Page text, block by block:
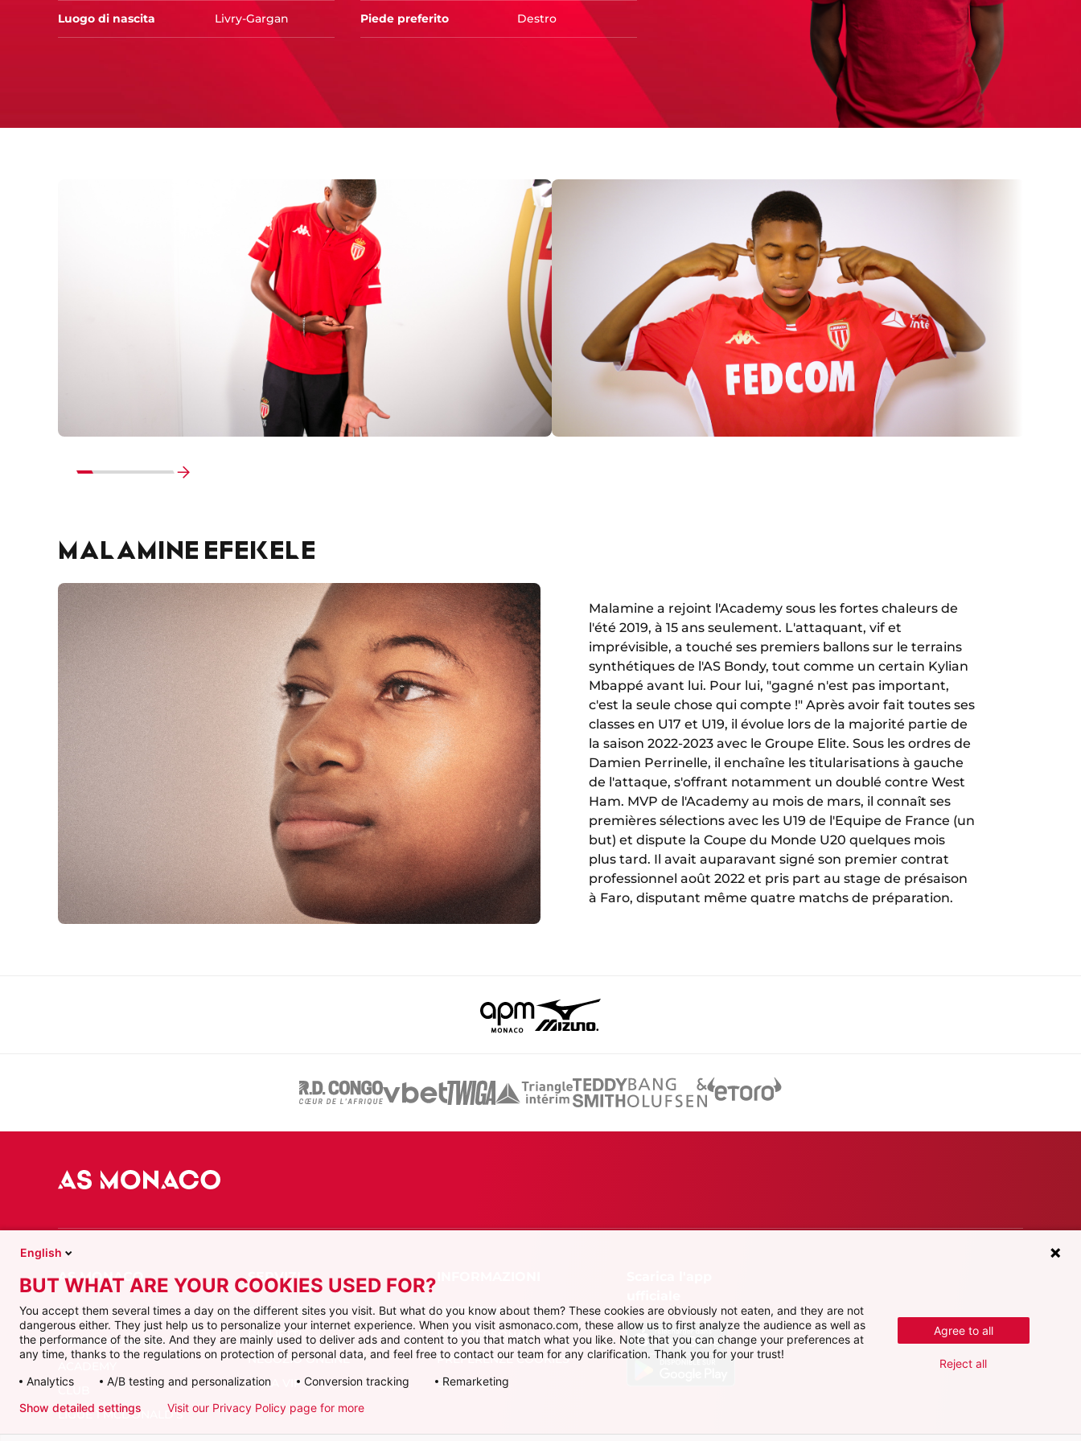
Luogo di nascita Livry-Gargan Piede preferito Destro
MALAMINE EFEKELE
Malamine a rejoint l'Academy sous les fortes chaleurs de
l'été 2019, à 15 ans seulement. L'attaquant, vif et
imprévisible, a touché ses premiers ballons sur le terrains
synthétiques de l'AS Bondy, tout comme un certain Kylian
Mbappé avant lui. Pour lui, "gagné n'est pas important,
c'est la seule chose qui compte !" Après avoir fait toutes ses
classes en U17 et U19, il évolue lors de la majorité partie de
la saison 2022-2023 avec le Groupe Elite. Sous les ordres de
Damien Perrinelle, il enchaîne les titularisations à gauche
de l'attaque, s'offrant notamment un doublé contre West
Ham. MVP de l'Academy au mois de mars, il connaît ses
premières sélections avec les U19 de l'Equipe de France (un
but) et dispute la Coupe du Monde U20 quelques mois
plus tard. Il avait auparavant signé son premier contrat
professionnel août 2022 et pris part au stage de présaison
à Faro, disputant même quatre matchs de préparation.
VIDEO
PRIMA SQUADRA
CLUB
LIGUE 1 MCDONALD'S
CONTATTACI
BIGLIETTI
NEGOZIO ONLINE
AREA VIP
NOTE LEGALI
DATI PERSONALI
PREFERENZE COOKIES
STATUTO
English
BUT WHAT ARE YOUR COOKIES USED FOR?
You accept them several times a day on the different sites you visit. But what do you know about them? These cookies are obviously not eaten, and they are not
dangerous either. They just help us to personalize your internet experience. When you visit asmonaco.com, these allow us to first analyze the audience as well as
the performance of the site. And they are mainly used to deliver ads and content to you that match what you like. Note that you can change your preferences at
any time, thanks to the regulations on protection of personal data, and feel free to contact our team for any clarification. Thank you for your trust!
Analytics
A/B testing and personalization Conversion tracking Remarketing
Agree to all
Reject all
Show detailed settings Visit our Privacy Policy page for more